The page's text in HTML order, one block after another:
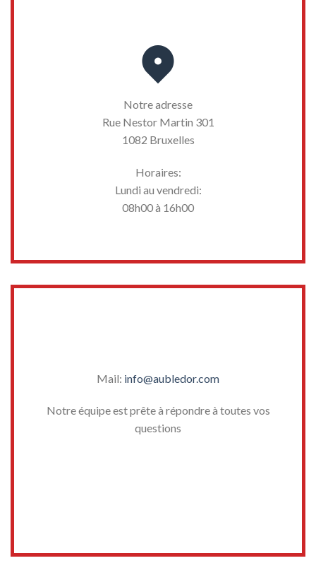
Notre adresse
Rue Nestor Martin 301
1082 Bruxelles
Horaires:
Lundi au vendredi:
08h00 à 16h00
Mail: info@aubledor.com
Notre équipe est prête à répondre à toutes vos
questions